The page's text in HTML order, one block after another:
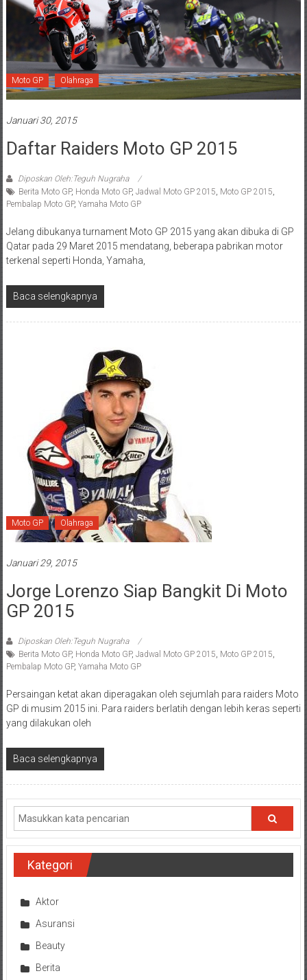
Moto GP Olahraga
Januari 30, 2015
Daftar Raiders Moto GP 2015
Diposkan Oleh:Teguh Nugraha
Berita Moto GP, Honda Moto GP, Jadwal Moto GP 2015, Moto GP 2015,
Pembalap Moto GP, Yamaha Moto GP
Jelang dibukanya turnament Moto GP 2015 yang akan dibuka di GP
Qatar pada 29 Maret 2015 mendatang, beberapa pabrikan motor
terkenal seperti Honda, Yamaha,
Baca selengkapnya
Moto GP Olahraga
Januari 29, 2015
Jorge Lorenzo Siap Bangkit Di Moto
GP 2015
Diposkan Oleh:Teguh Nugraha
Berita Moto GP, Honda Moto GP, Jadwal Moto GP 2015, Moto GP 2015,
Pembalap Moto GP, Yamaha Moto GP
Persaingan ketat akan diperagakan oleh sejumlah para raiders Moto
GP di musim 2015 ini. Para raiders berlatih dengan lebih keras seperti
yang dilakukan oleh
Baca selengkapnya
Kategori
Aktor
Asuransi
Beauty
Berita